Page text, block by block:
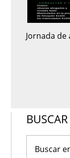
Jornada
BUSCAR